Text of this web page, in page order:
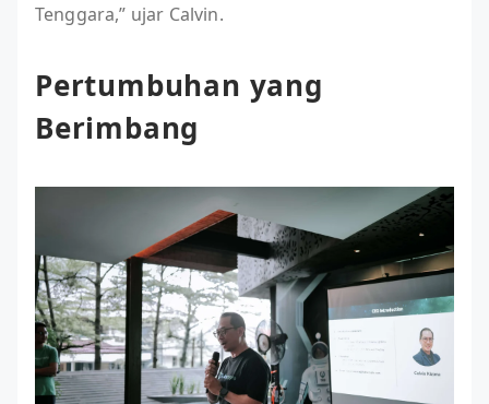
Tenggara,” ujar Calvin.
Pertumbuhan yang
Berimbang